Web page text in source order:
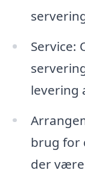
Service:
levering
brug for
der